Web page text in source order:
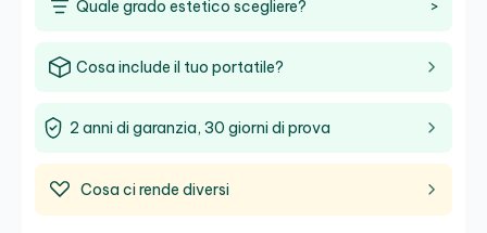
Quale grado estetico scegliere? >
Cosa include il tuo portatile?
2 anni di garanzia, 30 giorni di prova
Cosa ci rende diversi